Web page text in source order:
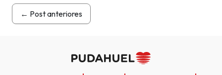
← Post anteriores